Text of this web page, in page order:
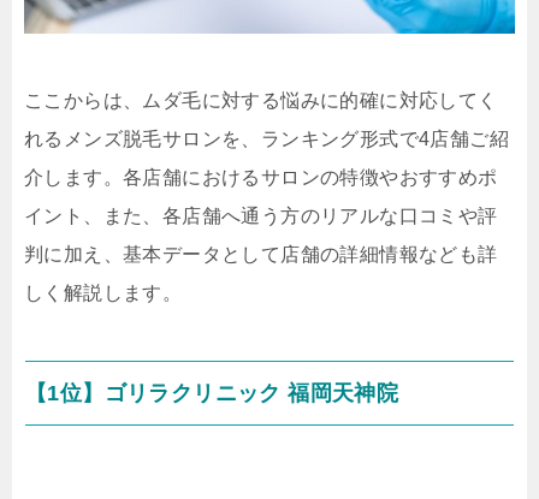
ここからは、ムダ毛に対する悩みに的確に対応してく
れるメンズ脱毛サロンを、ランキング形式で4店舗ご紹
介します。各店舗におけるサロンの特徴やおすすめポ
イント、また、各店舗へ通う方のリアルな口コミや評
判に加え、基本データとして店舗の詳細情報なども詳
しく解説します。
【1位】ゴリラクリニック 福岡天神院